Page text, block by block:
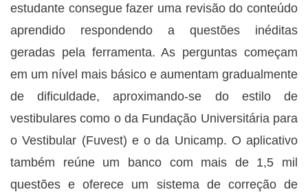
estudante consegue fazer uma revisão do conteúdo
aprendido respondendo a questões inéditas
geradas pela ferramenta. As perguntas começam
em um nível mais básico e aumentam gradualmente
de dificuldade, aproximando-se do estilo de
vestibulares como o da Fundação Universitária para
o Vestibular (Fuvest) e o da Unicamp. O aplicativo
também reúne um banco com mais de 1,5 mil
questões e oferece um sistema de correção de